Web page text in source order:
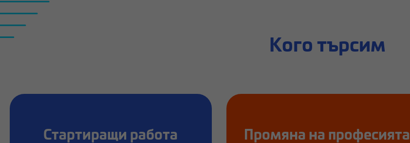
Кого търсим
Стартиращи работа Промяна на професията